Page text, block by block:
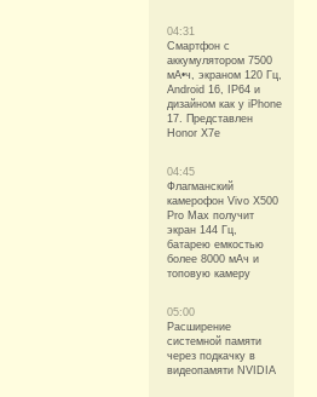
04:31
Смартфон с
аккумулятором 7500
мА•ч, экраном 120 Гц,
Android 16, IP64 и
дизайном как у iPhone
17. Представлен
Honor X7e
04:45
Флагманский
камерофон Vivo X500
Pro Max получит
экран 144 Гц,
батарею емкостью
более 8000 мАч и
топовую камеру
05:00
Расширение
системной памяти
через подкачку в
видеопамяти NVIDIA